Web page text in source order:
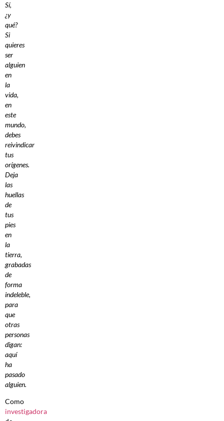
Sí,
¿y
qué?
Si
quieres
ser
alguien
en
la
vida,
en
este
mundo,
debes
reivindicar
tus
orígenes.
Deja
las
huellas
de
tus
pies
en
la
tierra,
grabadas
de
forma
indeleble,
para
que
otras
personas
digan:
aquí
ha
pasado
alguien.
Como
investigadora